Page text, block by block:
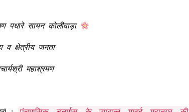
पधारे सायन कोलीवाड़ा
व क्षेत्रीय जनता
महाश्रमण